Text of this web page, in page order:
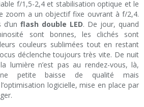
f/1,5-2,4 et stabilisation optique et le
zoom a un objectif fixe ouvrant à f/2,4.
flash double LED. De jour, quand
sont bonnes, les clichés sont
couleurs sublimées tout en restant
déclenche toujours très vite. De nuit
lumière n’est pas au rendez-vous, là,
petite baisse de qualité mais
logicielle, mise en place par